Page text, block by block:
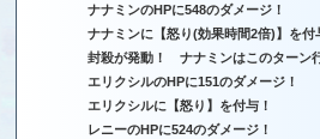
ナナミンのHPに548のダメージ！
ナナミンに【怒り(効果時間2倍)】を付
封殺が発動！ ナナミンはこのターン
エリクシルのHPに151のダメージ！
エリクシルに【怒り】を付与！
レニーのHPに524のダメージ！